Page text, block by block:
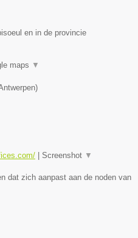
en in de provincie
maps ▼
)
Screenshot ▼
dat zich aanpast aan de noden van